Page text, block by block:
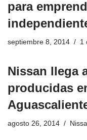
para
septiembre 8, 2014 1
Nissan llega
producidas
agosto 26, 2014